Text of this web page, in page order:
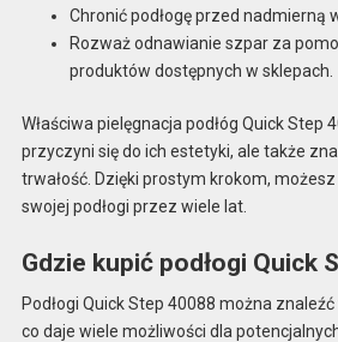
Chronić podłogę przed nadmierną
Rozważ odnawianie szpar za
produktów dostępnych w sklepach.
Właściwa pielęgnacja podłóg Quick Step
przyczyni się do ich estetyki, ale także
trwałość. Dzięki prostym krokom,
swojej podłogi przez wiele lat.
Gdzie kupić podłogi Quick
Podłogi Quick Step 40088 można
co daje wiele możliwości dla